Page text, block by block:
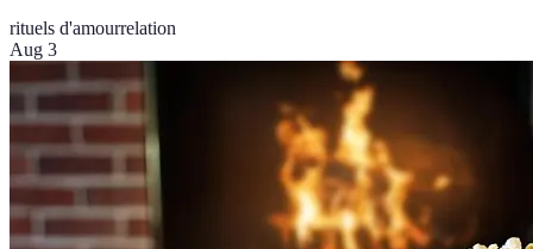
rituels d'amourrelation
Aug 3